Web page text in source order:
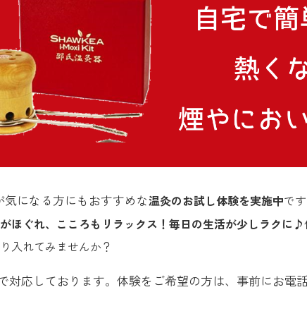
気になる方にもおすすめな 温灸のお試し体験を実施中です
ほぐれ、こころもリラックス！ 毎日の生活が少しラクに♪
入れてみませんか？
対応しております。体験をご希望の方は、事前にお電